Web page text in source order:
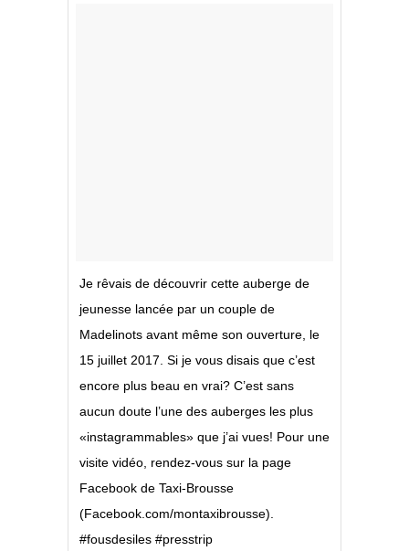
Je rêvais de découvrir cette auberge de
jeunesse lancée par un couple de
Madelinots avant même son ouverture, le
15 juillet 2017. Si je vous disais que c’est
encore plus beau en vrai? C’est sans
aucun doute l’une des auberges les plus
«instagrammables» que j’ai vues! Pour une
visite vidéo, rendez-vous sur la page
Facebook de Taxi-Brousse
(Facebook.com/montaxibrousse).
#fousdesiles #presstrip